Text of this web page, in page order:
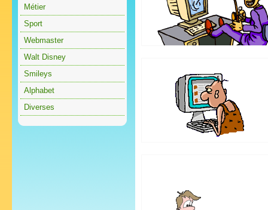
Métier
Sport
Webmaster
Walt Disney
Smileys
Alphabet
Diverses